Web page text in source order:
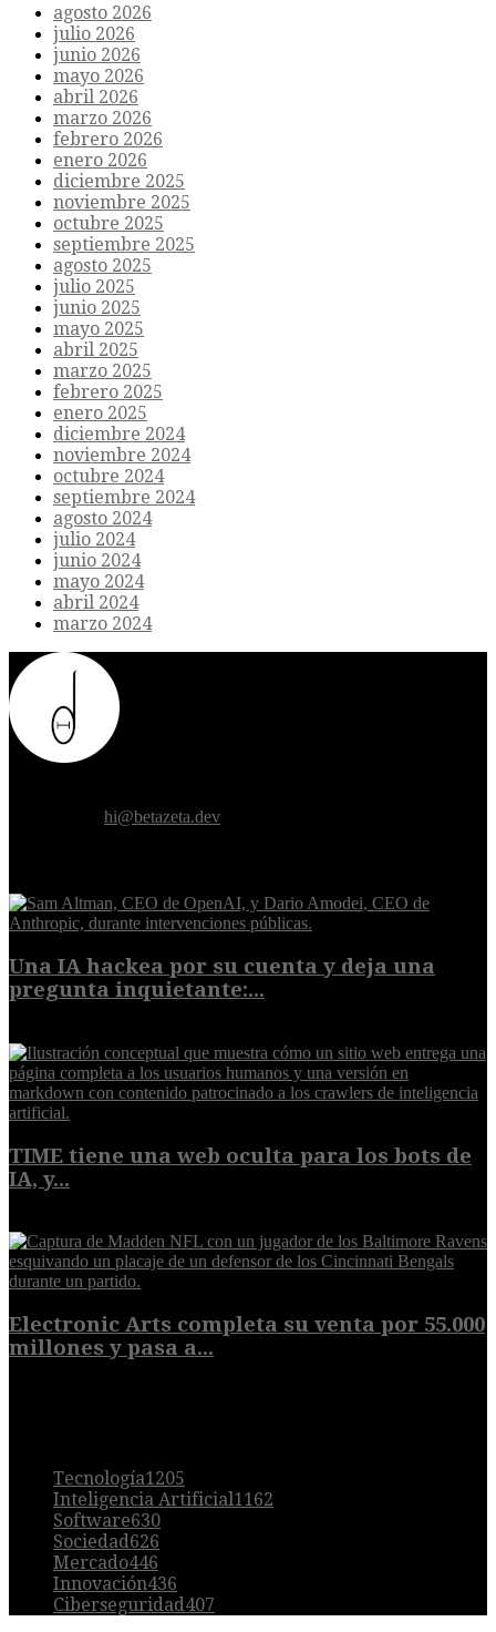
agosto 2026
julio 2026
junio 2026
mayo 2026
abril 2026
marzo 2026
febrero 2026
enero 2026
diciembre 2025
noviembre 2025
octubre 2025
septiembre 2025
agosto 2025
julio 2025
junio 2025
mayo 2025
abril 2025
marzo 2025
febrero 2025
enero 2025
diciembre 2024
noviembre 2024
octubre 2024
septiembre 2024
agosto 2024
julio 2024
junio 2024
mayo 2024
abril 2024
marzo 2024
hi@betazeta.dev
Una IA hackea por su cuenta y deja una
pregunta inquietante:...
TIME tiene una web oculta para los bots de
IA, y...
Electronic Arts completa su venta por 55.000
millones y pasa a...
Tecnología1205
Inteligencia Artificial1162
Software630
Sociedad626
Mercado446
Innovación436
Ciberseguridad407